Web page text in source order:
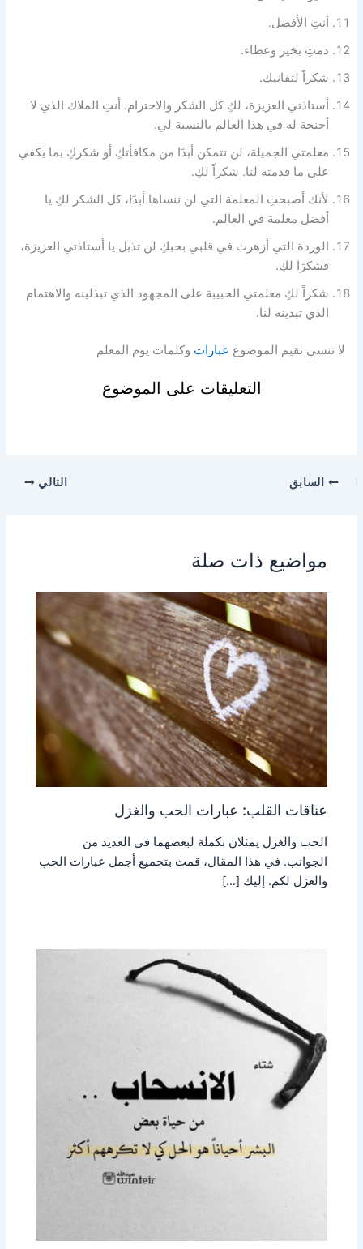
أنتِ الأفضل.
دمتِ بخير وعطاء.
شكراً لتفانيك.
أستاذتي العزيزة، لكِ كل الشكر والاحترام. أنتِ الملاك الذي لا
أجنحة له في هذا العالم بالنسبة لي.
معلمتي الجميلة، لن نتمكن أبدًا من مكافأتكِ أو شكركِ بما يكفي
على ما قدمته لنا. شكراً لكِ.
لأنك أصبحتِ المعلمة التي لن ننساها أبدًا، كل الشكر لكِ يا
أفضل معلمة في العالم.
الوردة التي أزهرت في قلبي بحبكِ لن تذبل يا أستاذتي العزيزة،
فشكرًا لكِ.
شكراً لكِ معلمتي الحبيبة على المجهود الذي تبذلينه والاهتمام
الذي تبدينه لنا.
لا تنسي تقيم الموضوع عبارات وكلمات يوم المعلم
التعليقات على الموضوع
السابق التالي
مواضيع ذات صلة
عناقات القلب: عبارات الحب والغزل
الحب والغزل يمثلان تكملة لبعضهما في العديد من
الجوانب. في هذا المقال، قمت بتجميع أجمل عبارات الحب
والغزل لكم. إليك […]